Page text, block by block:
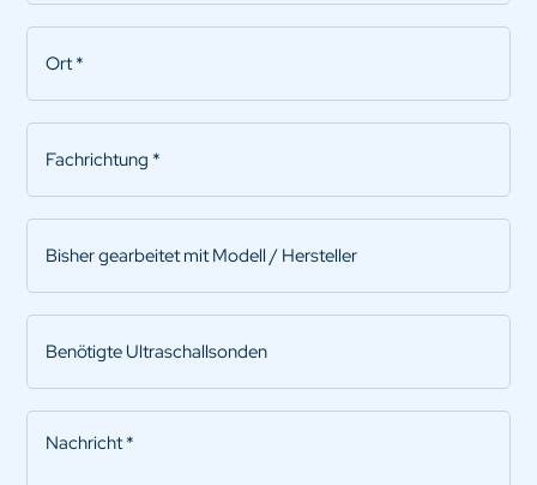
Ort
Fachrichtung
Bisher
gearbeitet
mit
Modell
Hersteller
Benötigte
Ultraschallsonden
Nachricht